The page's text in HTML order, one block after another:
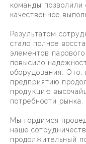
команды позволили
качественное
Результатом
стало полное
элементов
повысило
оборудования. Это,
предприятию
продукцию
потребности рынка.
Мы гордимся
наше
продолжительный